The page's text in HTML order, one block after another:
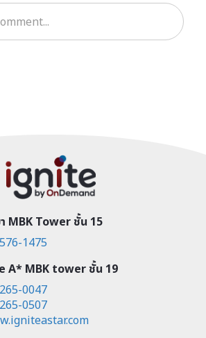
MBK Tower ชั้น 15
1475
A* MBK tower ชั้น 19
0047
0507